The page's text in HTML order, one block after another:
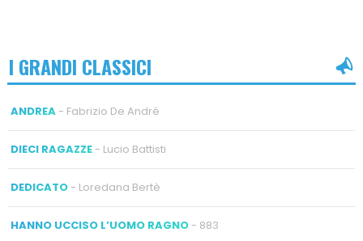
I GRANDI CLASSICI
ANDREA- Fabrizio De André
DIECI RAGAZZE- Lucio Battisti
DEDICATO- Loredana Bertè
HANNO UCCISO L’UOMO RAGNO- 883